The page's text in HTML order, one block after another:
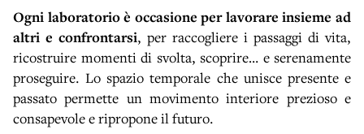
Ogni laboratorio è occasione per lavorare insieme ad
altri e confrontarsi, per raccogliere i passaggi di vita,
ricostruire momenti di svolta, scoprire… e serenamente
proseguire. Lo spazio temporale che unisce presente e
passato permette un movimento interiore prezioso e
consapevole e ripropone il futuro.